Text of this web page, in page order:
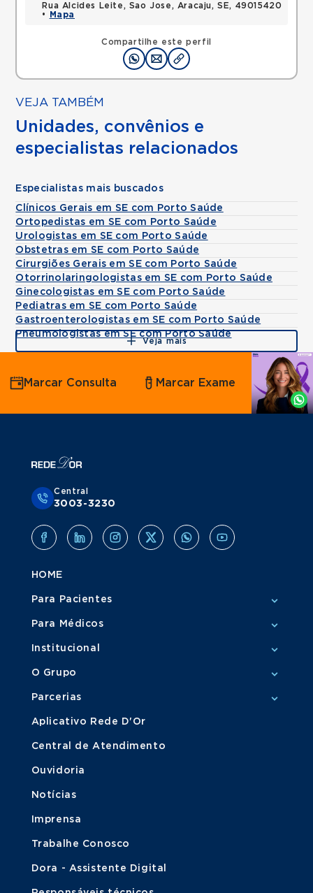
Compartilhe este perfil
Rua Alcides Leite, Sao Jose, Aracaju, SE, 49015420
•
Mapa
VEJA TAMBÉM
Unidades, convênios e
especialistas relacionados
Especialistas mais buscados
Clínicos Gerais em SE com Porto Saúde
Ortopedistas em SE com Porto Saúde
Urologistas em SE com Porto Saúde
Obstetras em SE com Porto Saúde
Cirurgiões Gerais em SE com Porto Saúde
Otorrinolaringologistas em SE com Porto Saúde
Ginecologistas em SE com Porto Saúde
Pediatras em SE com Porto Saúde
Gastroenterologistas em SE com Porto Saúde
Pneumologistas em SE com Porto Saúde
Veja mais
Agende
por
Whatsapp
Marcar Consulta Marcar Exame
Central
3003-3230
HOME
Para Pacientes
Para Médicos
Institucional
O Grupo
Parcerias
Aplicativo Rede D'Or
Central de Atendimento
Ouvidoria
Notícias
Imprensa
Trabalhe Conosco
Dora - Assistente Digital